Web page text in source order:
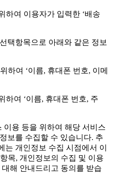
하여 이용자가 입력한 ‘배송
택항목으로 아래와 같은 정보
하여 ‘이름, 휴대폰 번호, 이메
하여 ‘이름, 휴대폰 번호, 주
이용 등을 위하여 해당 서비스
보를 수집할 수 있습니다. 추
는 개인정보 수집 시점에서 이
목, 개인정보의 수집 및 이용
해 안내드리고 동의를 받습